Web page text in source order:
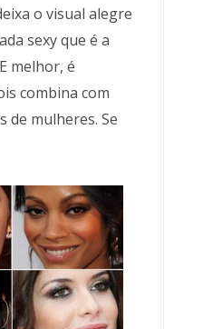
o visual alegre
sexy que é a
melhor, é
combina com
de mulheres. Se